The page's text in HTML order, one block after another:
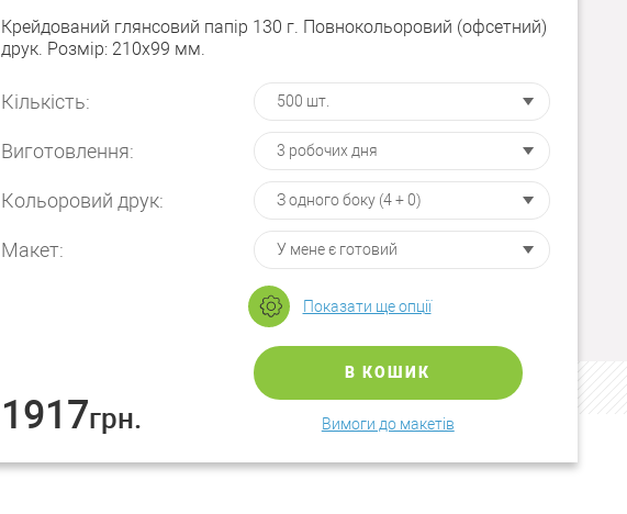
Крейдований глянсовий папір 130 г. Повнокольоровий (офсетний)
друк. Розмір: 210х99 мм.
Кількість:
Виготовлення:
Кольоровий друк:
Макет:
Показати ще опції
1917грн.
В КОШИК
Вимоги до макетів